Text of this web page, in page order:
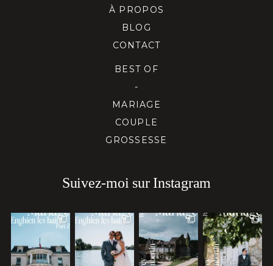
À PROPOS
BLOG
CONTACT
BEST OF
-
MARIAGE
COUPLE
GROSSESSE
Suivez-moi sur Instagram